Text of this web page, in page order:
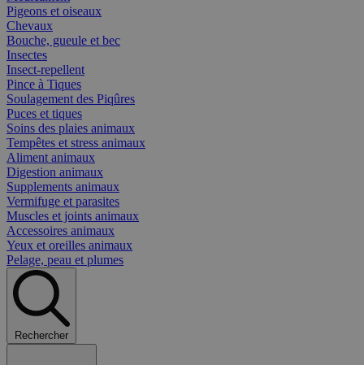
Pigeons et oiseaux
Chevaux
Bouche, gueule et bec
Insectes
Insect-repellent
Pince à Tiques
Soulagement des Piqûres
Puces et tiques
Soins des plaies animaux
Tempêtes et stress animaux
Aliment animaux
Digestion animaux
Supplements animaux
Vermifuge et parasites
Muscles et joints animaux
Accessoires animaux
Yeux et oreilles animaux
Pelage, peau et plumes
Rechercher